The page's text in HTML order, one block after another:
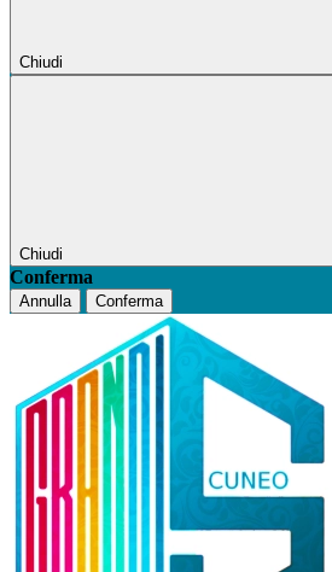
Chiudi
Chiudi
Conferma
Annulla Conferma